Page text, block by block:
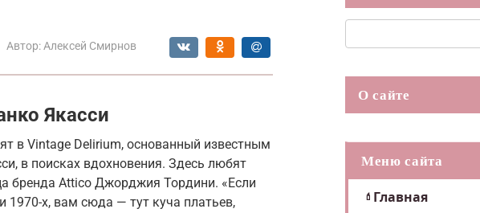
Автор: Алексей Смирнов
Якасси
в Vintage Delirium, основанный известным
в поисках вдохновения. Здесь любят
бренда Attico Джорджия Тордини. «Если
1970-х, вам сюда — тут куча платьев,
О сайте
Меню сайта
Главная